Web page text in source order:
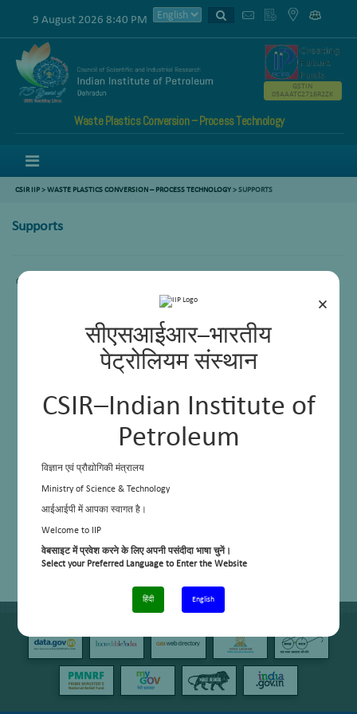
×
सीएसआईआर–भारतीय
पेट्रोलियम संस्थान
CSIR–Indian Institute of
Petroleum
विज्ञान एवं प्रौद्योगिकी मंत्रालय
Ministry of Science & Technology
आईआईपी में आपका स्वागत है।
Welcome to IIP
वेबसाइट में प्रवेश करने के लिए अपनी पसंदीदा भाषा चुनें।
Select your Preferred Language to Enter the Website
हिंदी English
9 August 2026 8:40 PM
Waste Plastics Conversion – Process Technology
GSTIN
05AAATC2716R2ZK
CSIR IIP>WASTE PLASTICS CONVERSION – PROCESS TECHNOLOGY> SUPPORTS
Supports
Content not availabe